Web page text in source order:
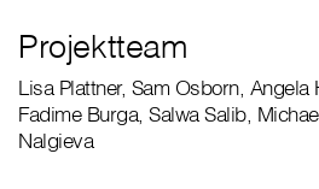
Projektteam
Lisa Plattner, Sam Osborn, Angela
Fadime Burga, Salwa Salib,
Nalgieva